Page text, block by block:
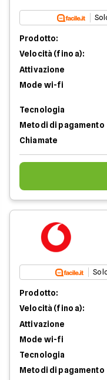
Prodotto:
Velocità (fino a):
Attivazione
Mode wi-fi
Tecnologia
Metodi di pagamento
Chiamate
Prodotto:
Velocità (fino a):
Attivazione
Mode wi-fi
Tecnologia
Metodi di pagamento